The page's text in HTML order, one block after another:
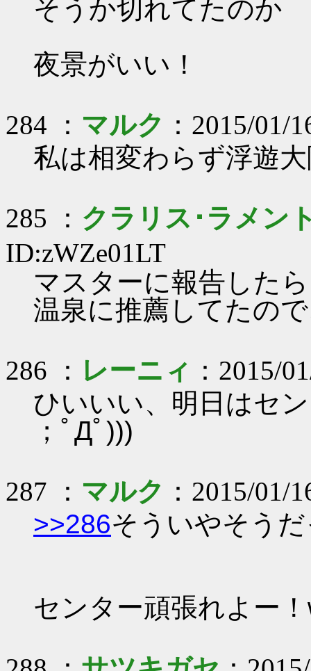
そうか切れてたのか
夜景がいい！
284 ： マルク ：2015/01/
私は相変わらず浮遊
285 ： クラリス･ラメン
ID:zWZe01LT
マスターに報告した
温泉に推薦してたの
286 ： レーニィ ：2015/
ひいいい、明日はセ
；ﾟДﾟ)))
287 ： マルク ：2015/01/
>>286そういやそう
センター頑張れよー